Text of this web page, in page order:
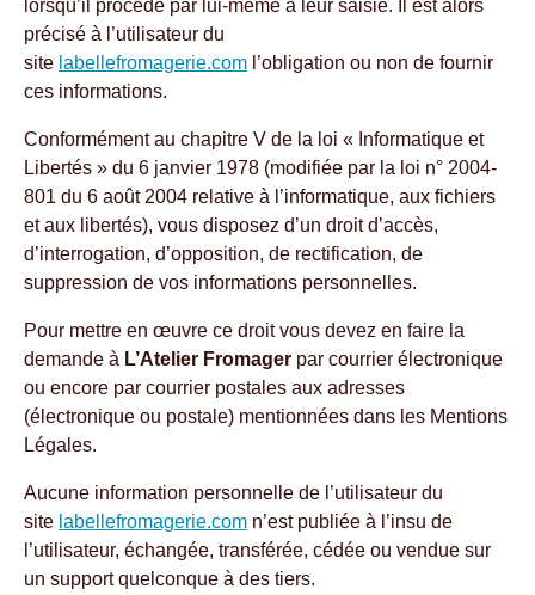
lorsqu’il procède par lui-même à leur saisie. Il est alors
précisé à l’utilisateur du
site labellefromagerie.com l’obligation ou non de fournir
ces informations.
Conformément au chapitre V de la loi « Informatique et
Libertés » du 6 janvier 1978 (modifiée par la loi n° 2004-
801 du 6 août 2004 relative à l’informatique, aux fichiers
et aux libertés), vous disposez d’un droit d’accès,
d’interrogation, d’opposition, de rectification, de
suppression de vos informations personnelles.
Pour mettre en œuvre ce droit vous devez en faire la
demande à L’Atelier Fromager par courrier électronique
ou encore par courrier postales aux adresses
(électronique ou postale) mentionnées dans les Mentions
Légales.
Aucune information personnelle de l’utilisateur du
site labellefromagerie.com n’est publiée à l’insu de
l’utilisateur, échangée, transférée, cédée ou vendue sur
un support quelconque à des tiers.